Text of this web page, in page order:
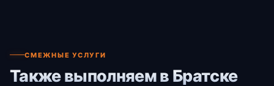
СМЕЖНЫЕ УСЛУГИ
Также выполняем в Братске